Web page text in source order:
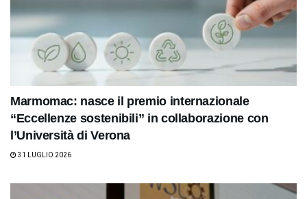
Marmomac: nasce il premio internazionale
“Eccellenze sostenibili” in collaborazione con
l’Università di Verona
31 LUGLIO 2026